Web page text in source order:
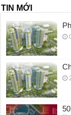
TIN MỚI